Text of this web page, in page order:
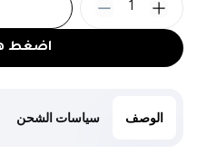
اضغط
1
الوصف سياسات الشحن